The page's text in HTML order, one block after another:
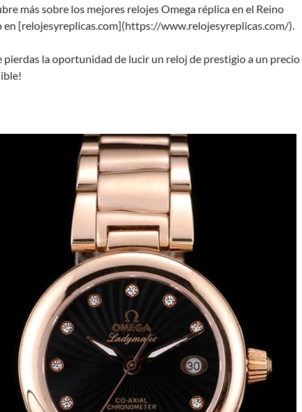
más sobre los mejores relojes Omega réplica en el Reino
en [relojesyreplicas.com](https://www.relojesyreplicas.com/).
pierdas la oportunidad de lucir un reloj de prestigio a un precio